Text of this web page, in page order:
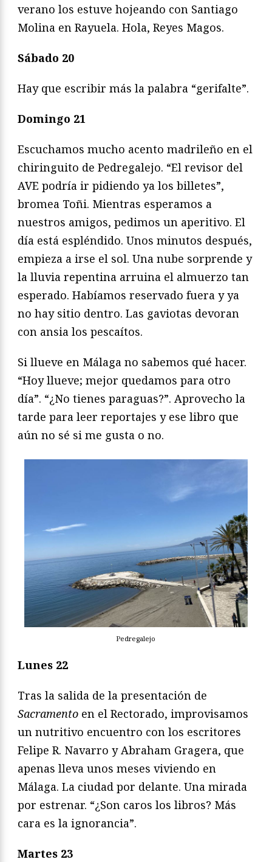
verano los estuve hojeando con Santiago
Molina en Rayuela. Hola, Reyes Magos.
Sábado 20
Hay que escribir más la palabra “gerifalte”.
Domingo 21
Escuchamos mucho acento madrileño en el
chiringuito de Pedregalejo. “El revisor del
AVE podría ir pidiendo ya los billetes”,
bromea Toñi. Mientras esperamos a
nuestros amigos, pedimos un aperitivo. El
día está espléndido. Unos minutos después,
empieza a irse el sol. Una nube sorprende y
la lluvia repentina arruina el almuerzo tan
esperado. Habíamos reservado fuera y ya
no hay sitio dentro. Las gaviotas devoran
con ansia los pescaítos.
Si llueve en Málaga no sabemos qué hacer.
“Hoy llueve; mejor quedamos para otro
día”. “¿No tienes paraguas?”. Aprovecho la
tarde para leer reportajes y ese libro que
aún no sé si me gusta o no.
Pedregalejo
Lunes 22
Tras la salida de la presentación de
Sacramento en el Rectorado, improvisamos
un nutritivo encuentro con los escritores
Felipe R. Navarro y Abraham Gragera, que
apenas lleva unos meses viviendo en
Málaga. La ciudad por delante. Una mirada
por estrenar. “¿Son caros los libros? Más
cara es la ignorancia”.
Martes 23